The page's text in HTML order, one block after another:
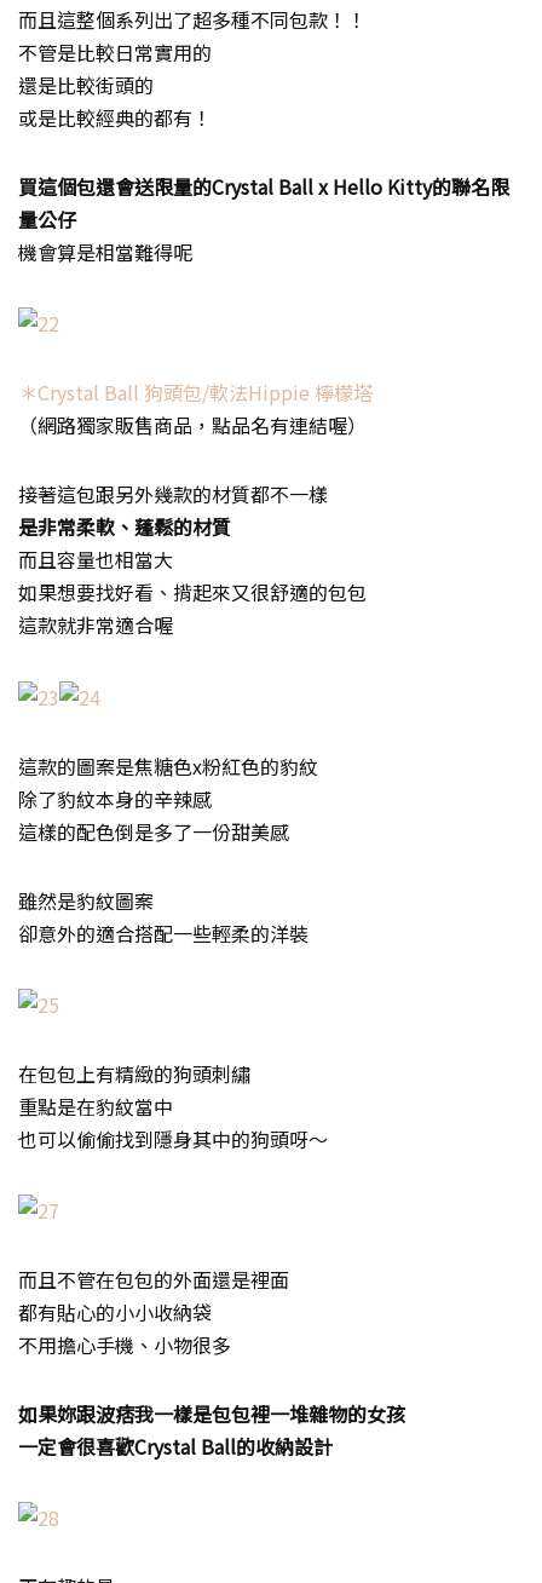
而且這整個系列出了超多種不同包款！！
不管是比較日常實用的
還是比較街頭的
或是比較經典的都有！
買這個包還會送限量的Crystal Ball x Hello Kitty的聯名限
量公仔
機會算是相當難得呢
＊Crystal Ball 狗頭包/軟法Hippie 檸檬塔
（網路獨家販售商品，點品名有連結喔）
接著這包跟另外幾款的材質都不一樣
是非常柔軟、蓬鬆的材質
而且容量也相當大
如果想要找好看、揹起來又很舒適的包包
這款就非常適合喔
這款的圖案是焦糖色x粉紅色的豹紋
除了豹紋本身的辛辣感
這樣的配色倒是多了一份甜美感
雖然是豹紋圖案
卻意外的適合搭配一些輕柔的洋裝
在包包上有精緻的狗頭刺繡
重點是在豹紋當中
也可以偷偷找到隱身其中的狗頭呀～
而且不管在包包的外面還是裡面
都有貼心的小小收納袋
不用擔心手機、小物很多
如果妳跟波痞我一樣是包包裡一堆雜物的女孩
一定會很喜歡Crystal Ball的收納設計